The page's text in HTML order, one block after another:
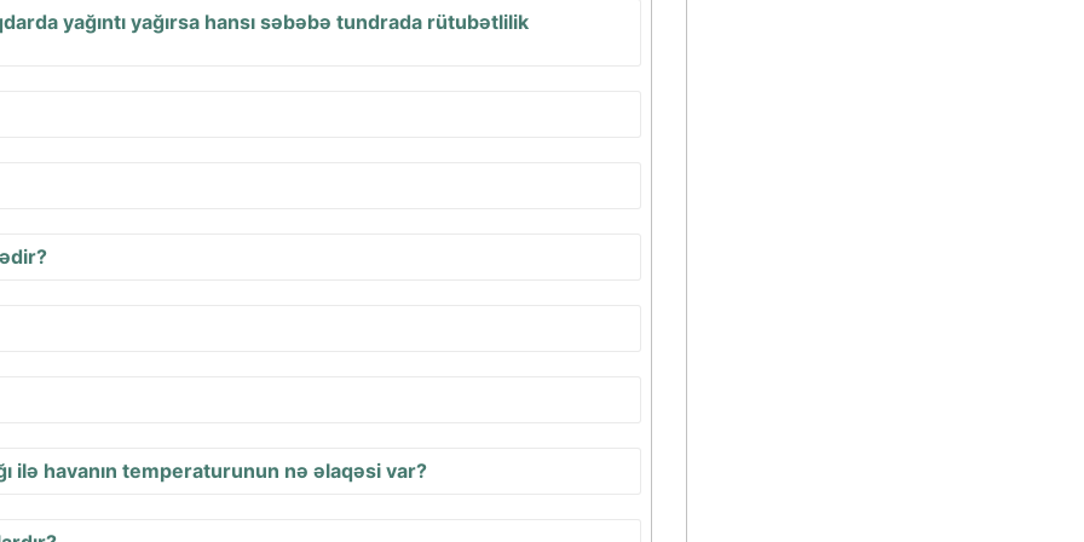
yağıntı yağırsa hansı səbəbə tundrada rütubətlilik
ilə havanın temperaturunun nə əlaqəsi var?